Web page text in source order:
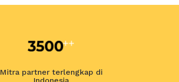
Mitra partner terlengkap di